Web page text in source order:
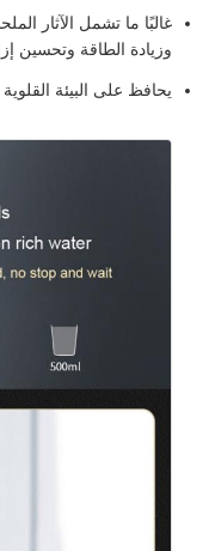
غالبًا ما تشمل الآثار
وزيادة الطاقة وتحسين
يحافظ على البيئة